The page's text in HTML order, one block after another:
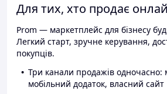
Для тих, хто продає
Prom — маркетплейс для бізнесу
Легкий старт, зручне керування,
покупців.
Три канали продажів одночасно:
мобільний додаток, власний сайт